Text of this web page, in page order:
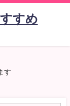
すめ
す